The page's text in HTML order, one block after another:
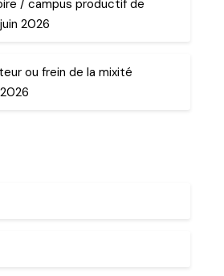
/ campus productif de
2026
ou frein de la mixité